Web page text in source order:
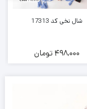
شال نخی کد 17313
498,000 تومان